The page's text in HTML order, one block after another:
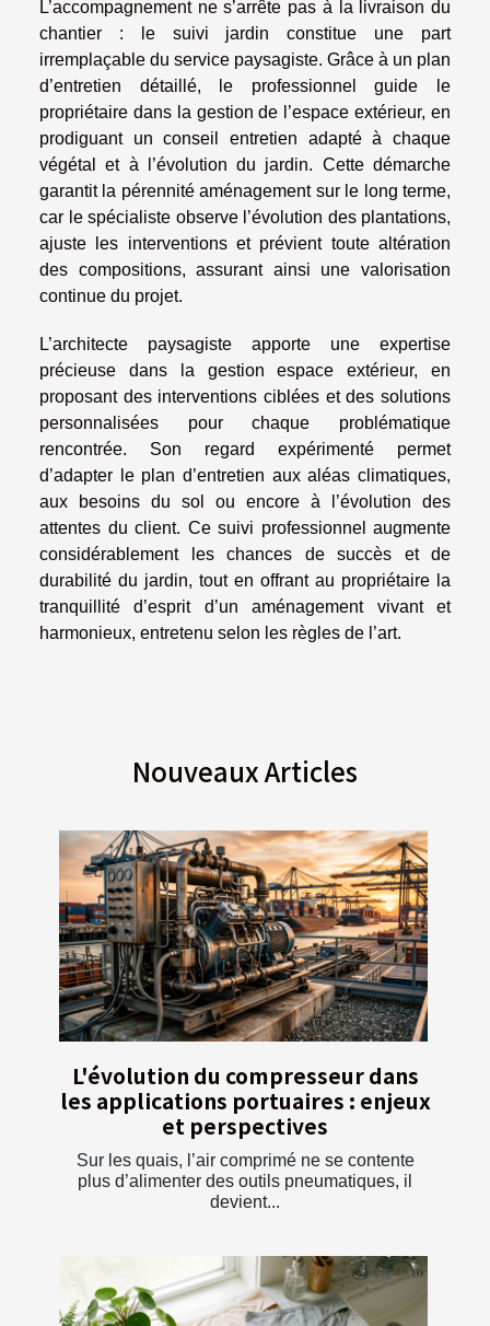
L’accompagnement ne s’arrête pas à la livraison du
chantier : le suivi jardin constitue une part
irremplaçable du service paysagiste. Grâce à un plan
d’entretien détaillé, le professionnel guide le
propriétaire dans la gestion de l’espace extérieur, en
prodiguant un conseil entretien adapté à chaque
végétal et à l’évolution du jardin. Cette démarche
garantit la pérennité aménagement sur le long terme,
car le spécialiste observe l’évolution des plantations,
ajuste les interventions et prévient toute altération
des compositions, assurant ainsi une valorisation
continue du projet.
L’architecte paysagiste apporte une expertise
précieuse dans la gestion espace extérieur, en
proposant des interventions ciblées et des solutions
personnalisées pour chaque problématique
rencontrée. Son regard expérimenté permet
d’adapter le plan d’entretien aux aléas climatiques,
aux besoins du sol ou encore à l’évolution des
attentes du client. Ce suivi professionnel augmente
considérablement les chances de succès et de
durabilité du jardin, tout en offrant au propriétaire la
tranquillité d’esprit d’un aménagement vivant et
harmonieux, entretenu selon les règles de l’art.
Nouveaux Articles
L'évolution du compresseur dans
les applications portuaires : enjeux
et perspectives
Sur les quais, l’air comprimé ne se contente
plus d’alimenter des outils pneumatiques, il
devient...